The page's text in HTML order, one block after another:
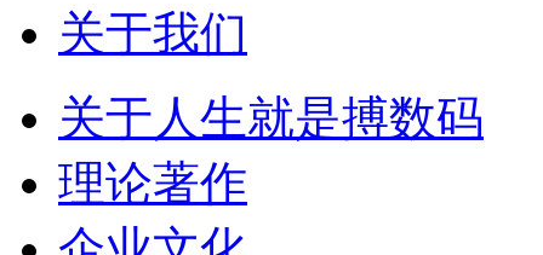
关于我们
关于人生就是搏数码
理论著作